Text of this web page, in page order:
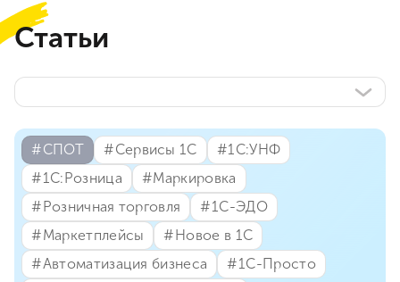
Статьи
#⁣СПОТ #⁣Сервисы 1С
#⁣1С:УНФ
#⁣1С:Розница
#⁣Маркировка
#⁣Розничная торговля
#⁣1С-ЭДО
#⁣Маркетплейсы
#⁣Новое в 1С
#⁣Автоматизация бизнеса
#⁣1С-Просто